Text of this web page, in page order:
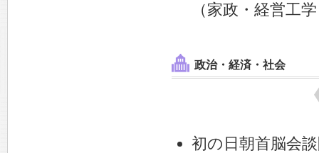
（家政・経営工
政治・経済・社会
初の日朝首脳会